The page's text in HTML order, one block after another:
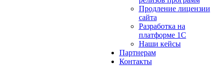
Продление лицензии
сайта
Разработка на
платформе 1С
Наши кейсы
Партнерам
Контакты